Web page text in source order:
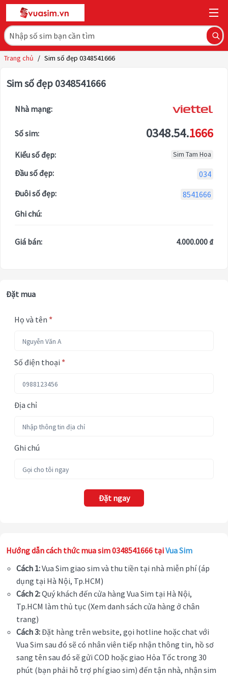
Trang chủ / Sim số đẹp 0348541666
Sim số đẹp 0348541666
Nhà mạng:
Số sim: 0348.54.1666
Kiểu số đẹp: Sim Tam Hoa
Đầu số đẹp:
034
Đuôi số đẹp:
8541666
Ghi chú:
Giá bán: 4.000.000 ₫
Đặt mua
Họ và tên *
Số điện thoại *
Địa chỉ
Ghi chú
Đặt ngay
Hướng dẫn cách thức mua sim 0348541666 tạiVua Sim
Cách 1:Vua Sim giao sim và thu tiền tại nhà miễn phí (áp
dụng tại Hà Nội, Tp.HCM)
Cách 2:Quý khách đến cửa hàng Vua Sim tại Hà Nội,
Tp.HCM làm thủ tục (Xem danh sách cửa hàng ở chân
trang)
Cách 3:Đặt hàng trên website, gọi hotline hoặc chat với
Vua Sim sau đó sẽ có nhân viên tiếp nhận thông tin, hồ sơ
sang tên sau đó sẽ gửi COD hoặc giao Hỏa Tốc trong 30
phút (bạn phải hỗ trợ phí giao sim) đến tận nhà, nhận sim